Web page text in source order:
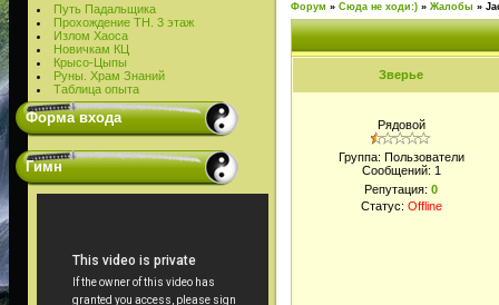
Путь Падальщика
Прохождение ТН. 3 этаж
Излом Хаоса
Новичкам КЦ
Крысо-Цыпы
Руны. Храм Знаний
Таблица опыта
Форма входа
Гимн
Форум » Сюда не ходи:) » Жалобы »
Зверье
Рядовой
Группа: Пользователи
Сообщений: 1
Репутация: 0
Статус: Offline